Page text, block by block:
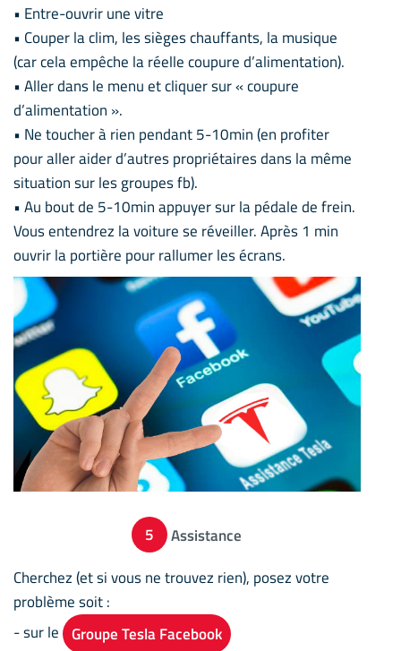
• Entre-ouvrir une vitre
• Couper la clim, les sièges chauffants, la musique
(car cela empêche la réelle coupure d’alimentation).
• Aller dans le menu et cliquer sur « coupure
d’alimentation ».
• Ne toucher à rien pendant 5-10min (en profiter
pour aller aider d’autres propriétaires dans la même
situation sur les groupes fb).
• Au bout de 5-10min appuyer sur la pédale de frein.
Vous entendrez la voiture se réveiller. Après 1 min
ouvrir la portière pour rallumer les écrans.
5
Assistance
Cherchez (et si vous ne trouvez rien), posez votre
problème soit :
- sur le Groupe Tesla Facebook